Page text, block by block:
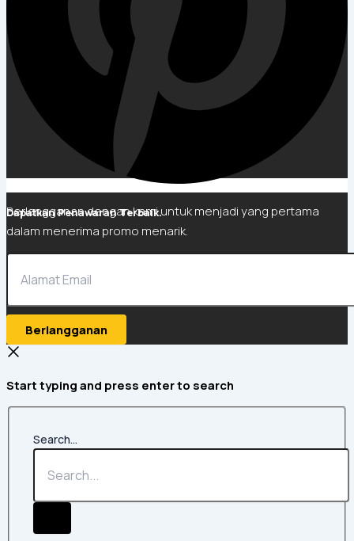
Dapatkan Penawaran Terbaik.
Berlangganan dengan kami untuk menjadi yang pertama
dalam menerima promo menarik.
Berlangganan
Start typing and press enter to search
Search...